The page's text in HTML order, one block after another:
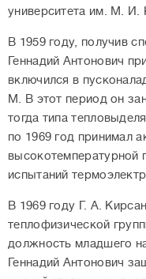
университета им. М. И.
В 1959 году, получив
Геннадий Антонович
включился в
М. В этот период он
тогда типа
по 1969 год принимал
высокотемпературной
испытаний
В 1969 году Г. А.
теплофизической
должность младшего
Геннадий Антонович